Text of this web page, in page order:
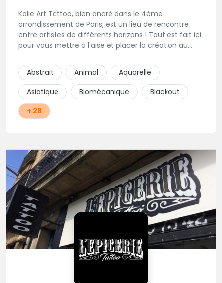
Kalie Art Tattoo, bien ancré dans le 4ème
arrondissement de Paris, est un lieu de rencontre
entre artistes de différents horizons ! Tout est fait ici
pour vous mettre à l'aise et placer la création au
Abstrait
Animal
Aquarelle
Asiatique
Biomécanique
Blackout
+ 28